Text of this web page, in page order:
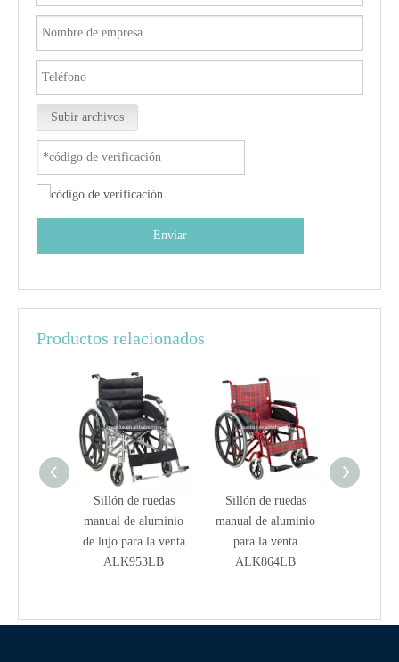
Subir archivos
Enviar
Productos relacionados
Sillón de ruedas
manual de aluminio
de lujo para la venta
ALK953LB
Sillón de ruedas
manual de aluminio
para la venta
ALK864LB